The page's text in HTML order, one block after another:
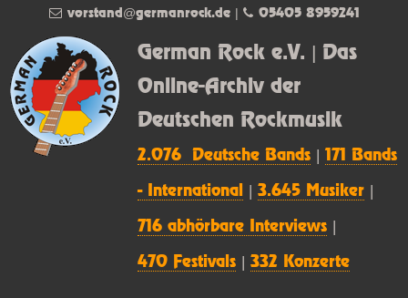
German Rock e.V. | Das
Online-Archiv der
Deutschen Rockmusik
2.076 Deutsche Bands |171 Bands
- International |3.645 Musiker
716 abhörbare Interviews
470 Festivals |332 Konzerte
vorstand@germanrock.de| 05405 8959241